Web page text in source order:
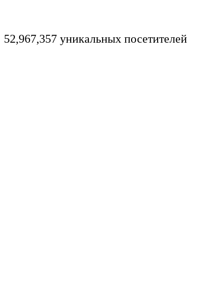
52,967,357 уникальных посетителей